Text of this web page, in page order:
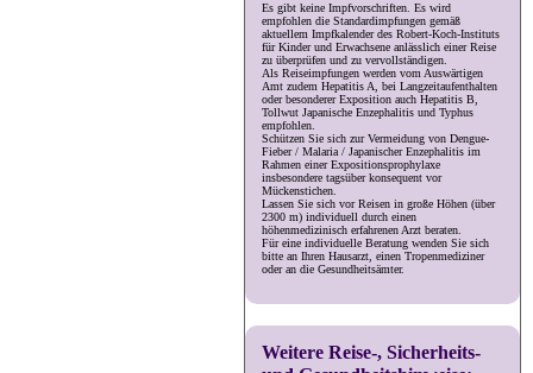
Es gibt keine Impfvorschriften. Es wird
empfohlen die Standardimpfungen gemäß
aktuellem Impfkalender des Robert-Koch-Instituts
für Kinder und Erwachsene anlässlich einer Reise
zu überprüfen und zu vervollständigen.
Als Reiseimpfungen werden vom Auswärtigen
Amt zudem Hepatitis A, bei Langzeitaufenthalten
oder besonderer Exposition auch Hepatitis B,
Tollwut Japanische Enzephalitis und Typhus
empfohlen.
Schützen Sie sich zur Vermeidung von Dengue-
Fieber / Malaria / Japanischer Enzephalitis im
Rahmen einer Expositionsprophylaxe
insbesondere tagsüber konsequent vor
Mückenstichen.
Lassen Sie sich vor Reisen in große Höhen (über
2300 m) individuell durch einen
höhenmedizinisch erfahrenen Arzt beraten.
Für eine individuelle Beratung wenden Sie sich
bitte an Ihren Hausarzt, einen Tropenmediziner
oder an die Gesundheitsämter.
Weitere Reise-, Sicherheits-